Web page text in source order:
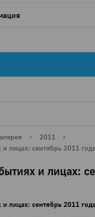
› 2011
›
и лицах: сентябрь 2011 года
и лицах:
и лицах: сентябрь 2011